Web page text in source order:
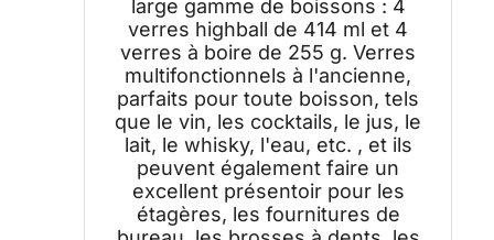
large gamme de boissons : 4
verres highball de 414 ml et 4
verres à boire de 255 g. Verres
multifonctionnels à l'ancienne,
parfaits pour toute boisson, tels
que le vin, les cocktails, le jus, le
lait, le whisky, l'eau, etc. , et ils
peuvent également faire un
excellent présentoir pour les
étagères, les fournitures de